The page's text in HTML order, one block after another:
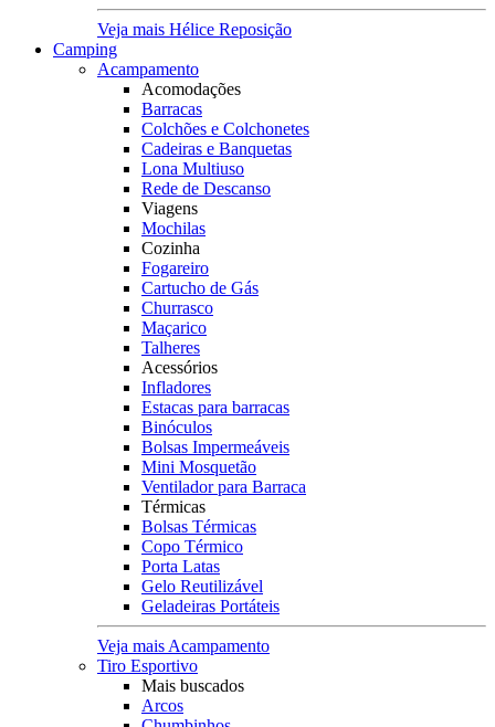
Veja mais Hélice Reposição
Camping
Acampamento
Acomodações
Barracas
Colchões e Colchonetes
Cadeiras e Banquetas
Lona Multiuso
Rede de Descanso
Viagens
Mochilas
Cozinha
Fogareiro
Cartucho de Gás
Churrasco
Maçarico
Talheres
Acessórios
Infladores
Estacas para barracas
Binóculos
Bolsas Impermeáveis
Mini Mosquetão
Ventilador para Barraca
Térmicas
Bolsas Térmicas
Copo Térmico
Porta Latas
Gelo Reutilizável
Geladeiras Portáteis
Veja mais Acampamento
Tiro Esportivo
Mais buscados
Arcos